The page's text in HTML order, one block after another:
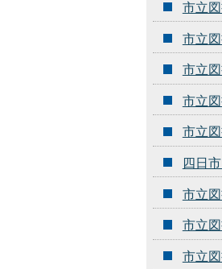
市立
市立
市立
市立
市立
四日
市立
市立
市立